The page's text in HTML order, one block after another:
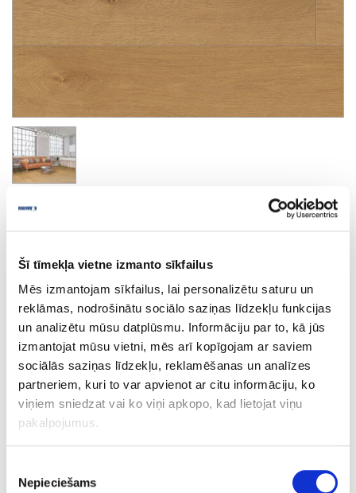
Šī tīmekļa vietne izmanto sīkfailus
Mēs izmantojam sīkfailus, lai personalizētu saturu un
reklāmas, nodrošinātu sociālo saziņas līdzekļu funkcijas
un analizētu mūsu datplūsmu. Informāciju par to, kā jūs
izmantojat mūsu vietni, mēs arī kopīgojam ar saviem
sociālās saziņas līdzekļu, reklamēšanas un analīzes
partneriem, kuri to var apvienot ar citu informāciju, ko
viņiem sniedzat vai ko viņi apkopo, kad lietojat viņu
pakalpojumus.
izvēle
Nepieciešams
Crescendo
Ask question
Share product link
Print
R081